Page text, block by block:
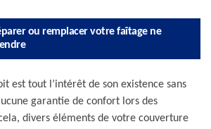
ou remplacer votre faîtage ne
est tout l’intérêt de son existence sans
garantie de confort lors des
divers éléments de votre couverture